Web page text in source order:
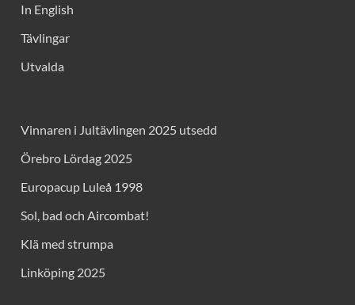
In English
Tävlingar
Utvalda
Vinnaren i Jultävlingen 2025 utsedd
Örebro Lördag 2025
Europacup Luleå 1998
Sol, bad och Aircombat!
Klä med strumpa
Linköping 2025